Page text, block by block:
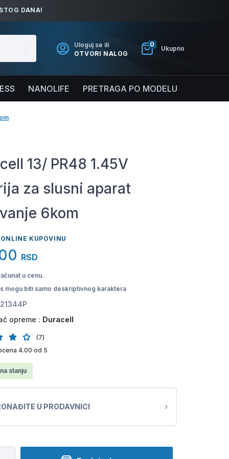
DANA!
Uloguj se ili
OTVORI NALOG
0
Ukupno
NANOLIFE PRETRAGA PO MODELU
13/ PR48 1.45V
za slusni aparat
6kom
KUPOVINU
RSD
u cenu.
mogu biti samo deskriptivnog karaktera
opreme : Duracell
(7)
4.00 od 5
stanju
U PRODAVNICI